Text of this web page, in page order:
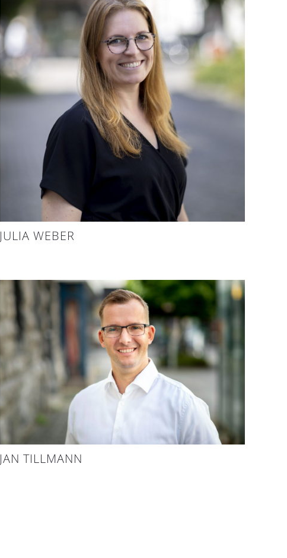
JULIA WEBER
JAN TILLMANN